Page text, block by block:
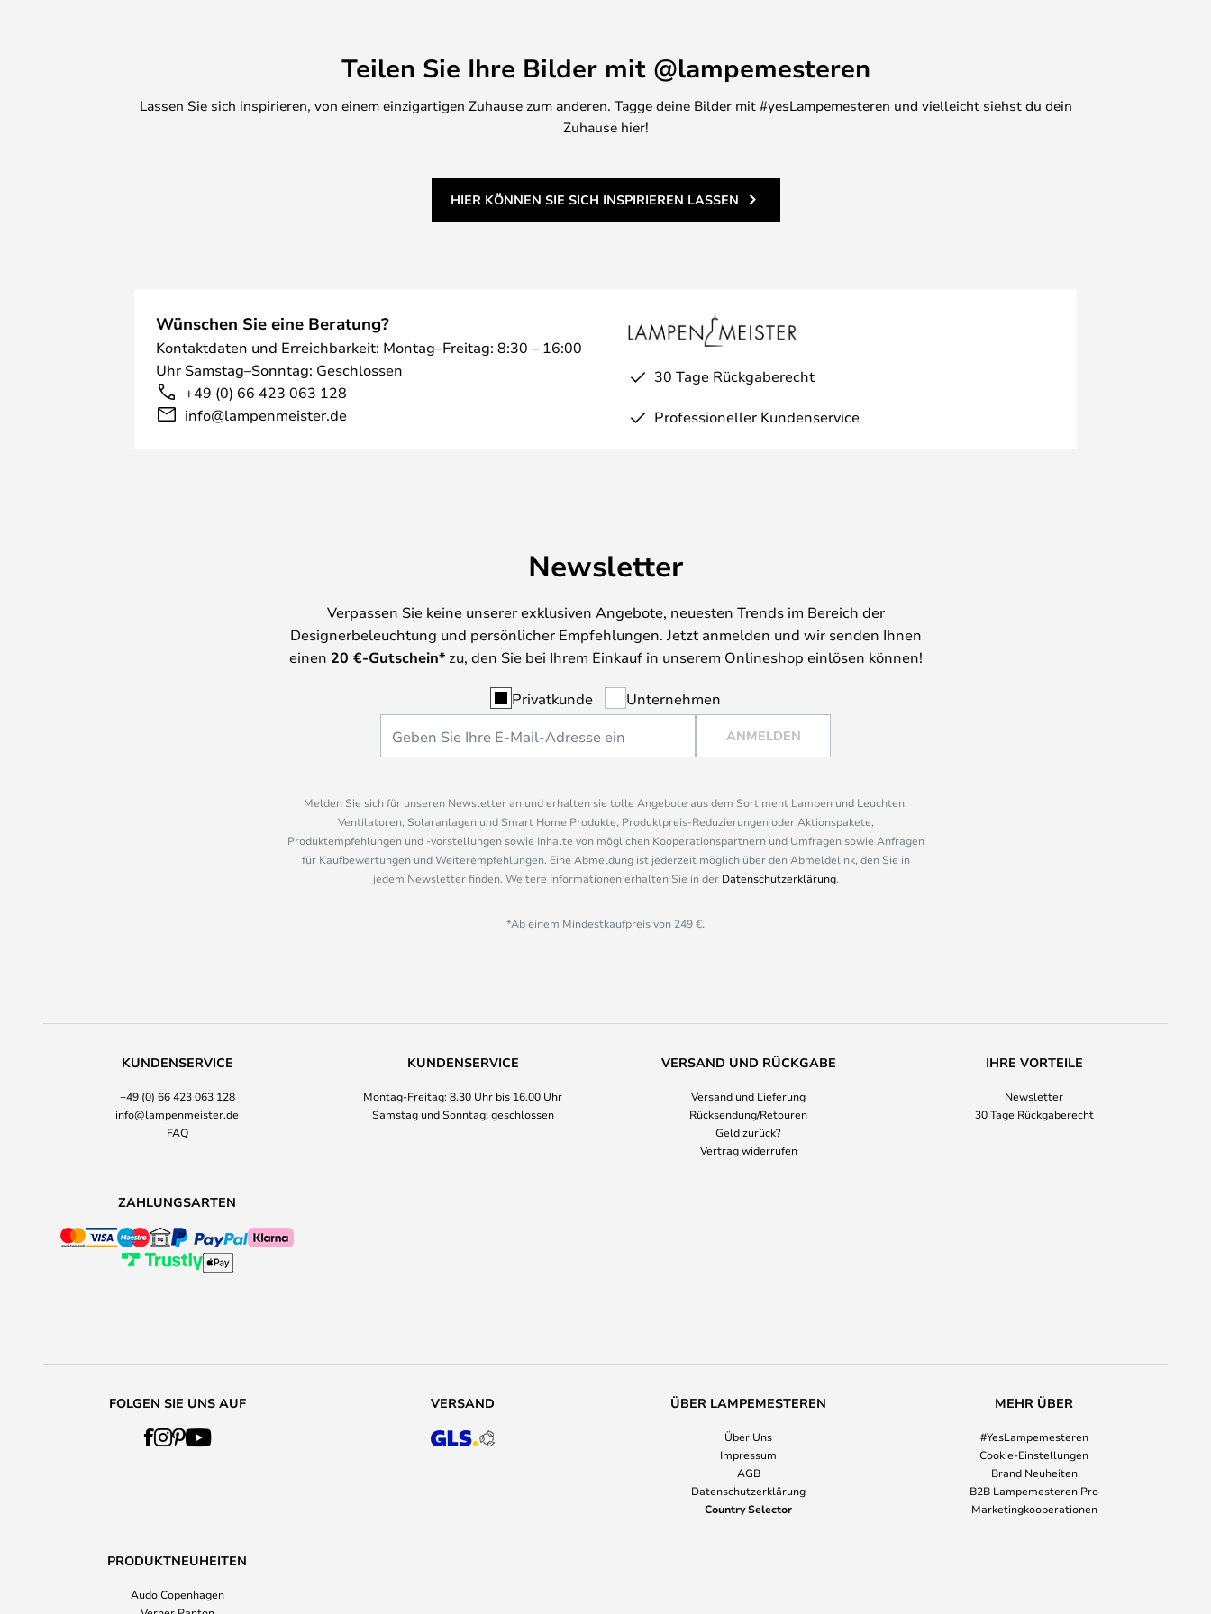
Teilen Sie Ihre Bilder mit @lampemesteren
Lassen Sie sich inspirieren, von einem einzigartigen Zuhause zum anderen. Tagge deine Bilder mit #yesLampemesteren und vielleicht siehst du dein
Zuhause hier!
HIER KÖNNEN SIE SICH INSPIRIEREN LASSEN
Wünschen Sie eine Beratung?
Kontaktdaten und Erreichbarkeit: Montag–Freitag: 8:30 – 16:00
Uhr Samstag–Sonntag: Geschlossen
+49 (0) 66 423 063 128
info@lampenmeister.de
30 Tage Rückgaberecht
Professioneller Kundenservice
Newsletter
Verpassen Sie keine unserer exklusiven Angebote, neuesten Trends im Bereich der
Designerbeleuchtung und persönlicher Empfehlungen. Jetzt anmelden und wir senden Ihnen
einen 20 €-Gutschein*zu, den Sie bei Ihrem Einkauf in unserem Onlineshop einlösen können!
Privatkunde Unternehmen
ANMELDEN
Melden Sie sich für unseren Newsletter an und erhalten sie tolle Angebote aus dem Sortiment Lampen und Leuchten,
Ventilatoren, Solaranlagen und Smart Home Produkte, Produktpreis-Reduzierungen oder Aktionspakete,
Produktempfehlungen und -vorstellungen sowie Inhalte von möglichen Kooperationspartnern und Umfragen sowie Anfragen
für Kaufbewertungen und Weiterempfehlungen. Eine Abmeldung ist jederzeit möglich über den Abmeldelink, den Sie in
jedem Newsletter finden. Weitere Informationen erhalten Sie in der Datenschutzerklärung.
*Ab einem Mindestkaufpreis von 249 €.
KUNDENSERVICE
+49 (0) 66 423 063 128
info@lampenmeister.de
FAQ
KUNDENSERVICE
Montag-Freitag: 8.30 Uhr bis 16.00 Uhr
Samstag und Sonntag: geschlossen
VERSAND UND RÜCKGABE
Versand und Lieferung
Rücksendung/Retouren
Geld zurück?
Vertrag widerrufen
IHRE VORTEILE
Newsletter
30 Tage Rückgaberecht
ZAHLUNGSARTEN
FOLGEN SIE UNS AUF VERSAND ÜBER LAMPEMESTEREN
Über Uns
Impressum
AGB
Datenschutzerklärung
Country Selector
MEHR ÜBER
#YesLampemesteren
Cookie-Einstellungen
Brand Neuheiten
B2B Lampemesteren Pro
Marketingkooperationen
PRODUKTNEUHEITEN
Audo Copenhagen